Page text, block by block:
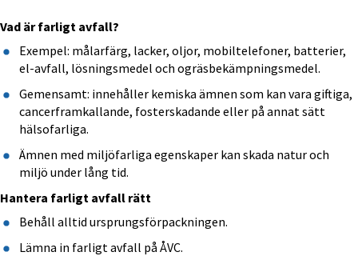
Vad är farligt avfall?
Exempel: målarfärg, lacker, oljor, mobiltelefoner, batterier,
el-avfall, lösningsmedel och ogräsbekämpningsmedel.
Gemensamt: innehåller kemiska ämnen som kan vara giftiga,
cancerframkallande, fosterskadande eller på annat sätt
hälsofarliga.
Ämnen med miljöfarliga egenskaper kan skada natur och
miljö under lång tid.
Hantera farligt avfall rätt
Behåll alltid ursprungsförpackningen.
Lämna in farligt avfall på ÅVC.